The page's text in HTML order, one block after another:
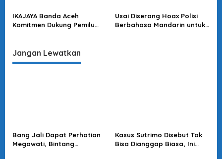
Cebong Kampret Lagi, Stop
Permusuhan!
KTP untuk Pemilu”
IKAJAYA Banda Aceh
Komitmen Dukung Pemilu
Hingga Politik Identitas
Usai Diserang Hoax Polisi
Berbahasa Mandarin untuk
Jangan Lewatkan
Bang Jali Dapat Perhatian
Megawati, Bintang
Kasus Sutrimo Disebut Tak
Bisa Dianggap Biasa, Ini